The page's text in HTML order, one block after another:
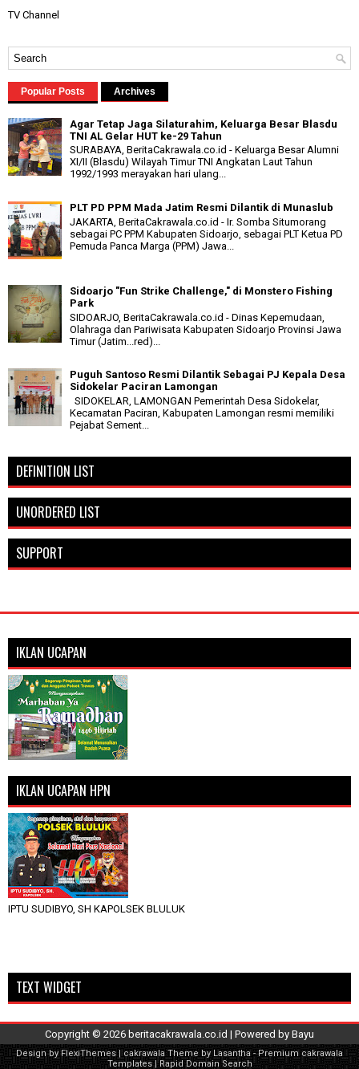
TV Channel
Popular Posts Archives
Agar Tetap Jaga Silaturahim, Keluarga Besar Blasdu
TNI AL Gelar HUT ke-29 Tahun
SURABAYA, BeritaCakrawala.co.id - Keluarga Besar Alumni
XI/II (Blasdu) Wilayah Timur TNI Angkatan Laut Tahun
1992/1993 merayakan hari ulang...
PLT PD PPM Mada Jatim Resmi Dilantik di Munaslub
JAKARTA, BeritaCakrawala.co.id - Ir. Somba Situmorang
sebagai PC PPM Kabupaten Sidoarjo, sebagai PLT Ketua PD
Pemuda Panca Marga (PPM) Jawa...
Sidoarjo "Fun Strike Challenge," di Monstero Fishing
Park
SIDOARJO, BeritaCakrawala.co.id - Dinas Kepemudaan,
Olahraga dan Pariwisata Kabupaten Sidoarjo Provinsi Jawa
Timur (Jatim...red)...
Puguh Santoso Resmi Dilantik Sebagai PJ Kepala Desa
Sidokelar Paciran Lamongan
SIDOKELAR, LAMONGAN Pemerintah Desa Sidokelar,
Kecamatan Paciran, Kabupaten Lamongan resmi memiliki
Pejabat Sement...
DEFINITION LIST
UNORDERED LIST
SUPPORT
IKLAN UCAPAN
IKLAN UCAPAN HPN
IPTU SUDIBYO, SH KAPOLSEK BLULUK
TEXT WIDGET
Copyright © 2026 beritacakrawala.co.id | Powered by Bayu
Design by FlexiThemes| cakrawala Theme by Lasantha -Premium cakrawala
Templates|Rapid Domain Search